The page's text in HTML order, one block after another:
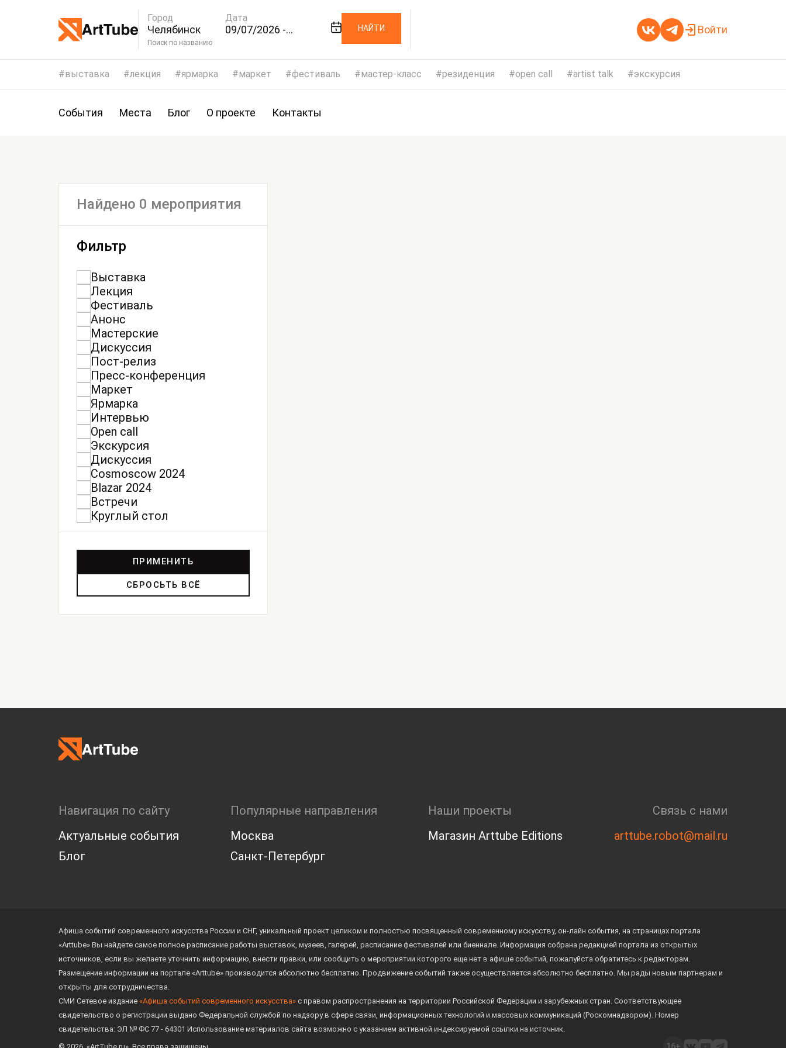
Город
Челябинск
Дата
09/07/2026 -
Поиск по названию
НАЙТИ Войти
выставка лекция ярмарка маркет фестиваль мастер-класс резиденция open call artist talk экскурсия
События Места Блог О проекте Контакты
Найдено 0 мероприятия
Фильтр
Выставка
Лекция
Фестиваль
Анонс
Мастерские
Дискуссия
Пост-релиз
Пресс-конференция
Маркет
Ярмарка
Интервью
Open call
Экскурсия
Дискуссия
Cosmoscow 2024
Blazar 2024
Встречи
Круглый стол
ПРИМЕНИТЬ
СБРОСЬТЬ ВСЁ
Навигация по сайту
Актуальные события
Блог
Популярные направления
Москва
Санкт-Петербург
Наши проекты
Магазин Arttube Editions
Связь с нами
arttube.robot@mail.ru
Афиша событий современного искусства России и СНГ, уникальный проект целиком и полностью посвященный современному искусству, он-лайн события, на страницах портала
«Arttube» Вы найдете самое полное расписание работы выставок, музеев, галерей, расписание фестивалей или биеннале. Информация собрана редакцией портала из открытых
источников, если вы желаете уточнить информацию, внести правки, или сообщить о мероприятии которого еще нет в афише событий, пожалуйста обратитесь к редакторам.
Размещение информации на портале «Arttube» производится абсолютно бесплатно. Продвижение событий также осуществляется абсолютно бесплатно. Мы рады новым партнерам и
открыты для сотрудничества.
СМИ Сетевое издание «Афиша событий современного искусства» с правом распространения на территории Российской Федерации и зарубежных стран. Соответствующее
свидетельство о регистрации выдано Федеральной службой по надзору в сфере связи, информационных технологий и массовых коммуникаций (Роскомнадзором). Номер
свидетельства: ЭЛ № ФС 77 - 64301 Использование материалов сайта возможно с указанием активной индексируемой ссылки на источник.
© 2026. «ArtTube.ru». Все права защищены.